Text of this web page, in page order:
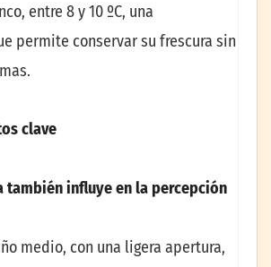
entre 8 y 10 ºC, una
permite conservar su frescura sin
clave
también influye en la percepción
medio, con una ligera apertura,